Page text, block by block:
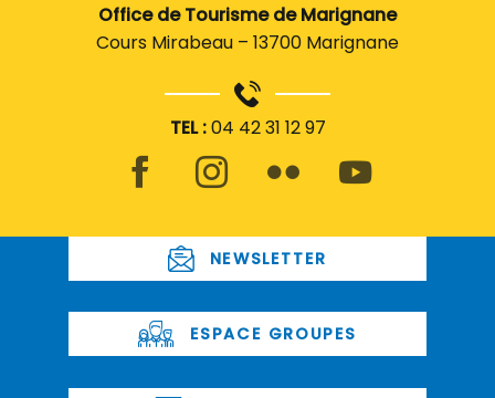
Office de Tourisme de Marignane
Cours Mirabeau – 13700 Marignane
TEL :04 42 31 12 97
NEWSLETTER
ESPACE GROUPES